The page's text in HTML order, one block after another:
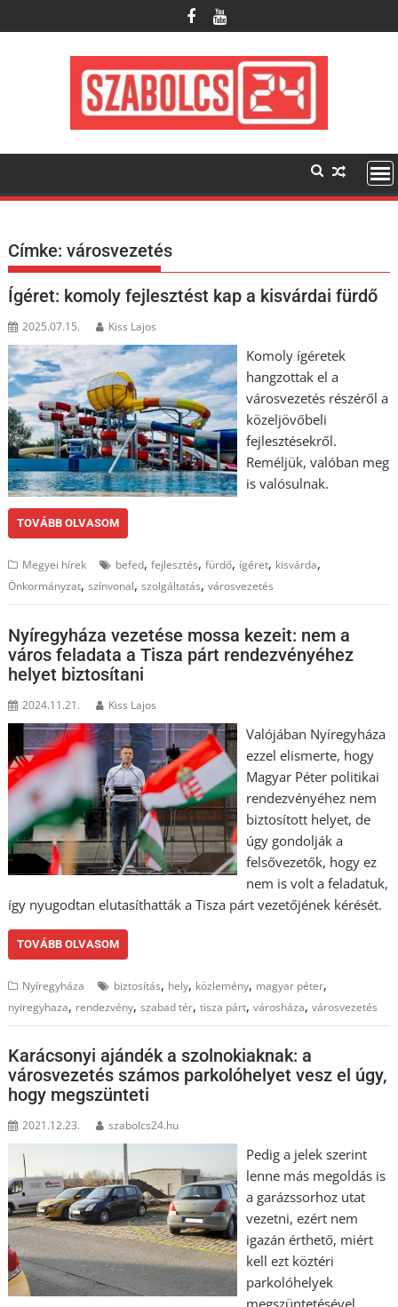
to
Címke:városvezetés
Ígéret: komoly fejlesztést kap a kisvárdai fürdő
2025.07.15. Kiss Lajos
Komoly ígéretek
hangzottak el a
városvezetés részéről a
közeljövőbeli
fejlesztésekről.
Reméljük, valóban meg
is valósulnak.
TOVÁBB OLVASOM
Megyei hírek befed,fejlesztés,fürdő, ígéret, kisvárda,
Önkormányzat,színvonal,szolgáltatás,városvezetés
Nyíregyháza vezetése mossa kezeit: nem a
város feladata a Tisza párt rendezvényéhez
helyet biztosítani
2024.11.21. Kiss Lajos
Valójában Nyíregyháza
ezzel elismerte, hogy
Magyar Péter politikai
rendezvényéhez nem
biztosított helyet, de
úgy gondolják a
felsővezetők, hogy ez
nem is volt a feladatuk,
így nyugodtan elutasíthatták a Tisza párt vezetőjének kérését.
TOVÁBB OLVASOM
Nyíregyháza biztosítás, hely, közlemény, magyar péter,
nyiregyhaza, rendezvény,szabad tér,tisza párt,városháza,városvezetés
Karácsonyi ajándék a szolnokiaknak: a
városvezetés számos parkolóhelyet vesz el úgy,
hogy megszünteti
2021.12.23. szabolcs24.hu
Pedig a jelek szerint
lenne más megoldás is
a garázssorhoz utat
vezetni, ezért nem
igazán érthető, miért
kell ezt köztéri
parkolóhelyek
megszüntetésével